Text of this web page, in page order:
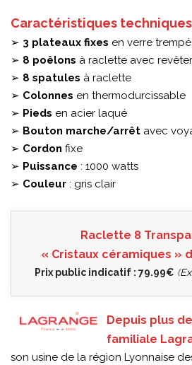
Caractéristiques techniques
➢ 3 plateaux fixes en verre trempé
➢ 8 poêlons à raclette avec
➢ 8 spatules à raclette
➢ Colonnes en thermodurcissable
➢ Pieds en acier laqué
➢ Bouton marche/arrêt avec
➢ Cordon fixe
➢ Puissance : 1000 watts
➢ Couleur : gris clair
Raclette 8
« Cristaux céramiques »
Prix public indicatif : 79.99€ (
Depuis plus
familiale
son usine de la région Lyonnaise